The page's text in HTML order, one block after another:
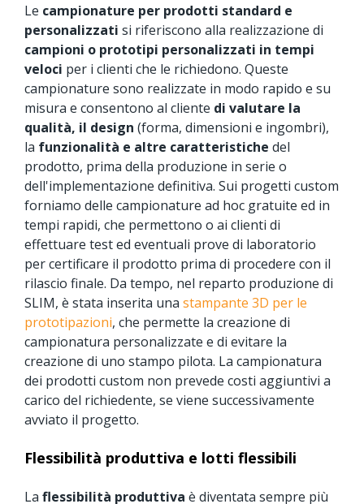
Le campionature per prodotti standard e
personalizzati si riferiscono alla realizzazione di
campioni o prototipi personalizzati in tempi
veloci per i clienti che le richiedono. Queste
campionature sono realizzate in modo rapido e su
misura e consentono al cliente di valutare la
qualità, il design (forma, dimensioni e ingombri),
la funzionalità e altre caratteristiche del
prodotto, prima della produzione in serie o
dell'implementazione definitiva. Sui progetti custom
forniamo delle campionature ad hoc gratuite ed in
tempi rapidi, che permettono o ai clienti di
effettuare test ed eventuali prove di laboratorio
per certificare il prodotto prima di procedere con il
rilascio finale. Da tempo, nel reparto produzione di
SLIM, è stata inserita una stampante 3D per le
prototipazioni, che permette la creazione di
campionatura personalizzate e di evitare la
creazione di uno stampo pilota. La campionatura
dei prodotti custom non prevede costi aggiuntivi a
carico del richiedente, se viene successivamente
avviato il progetto.
Flessibilità produttiva e lotti flessibili
La flessibilità produttiva è diventata sempre più